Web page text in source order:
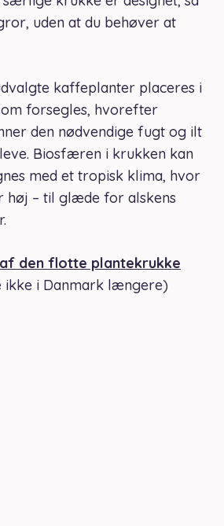
uden at du behøver at
kaffeplanter placeres i
forsegles, hvorefter
den nødvendige fugt og ilt
Biosfæren i krukken kan
med et tropisk klima, hvor
høj – til glæde for alskens
den flotte plantekrukke
i Danmark længere)